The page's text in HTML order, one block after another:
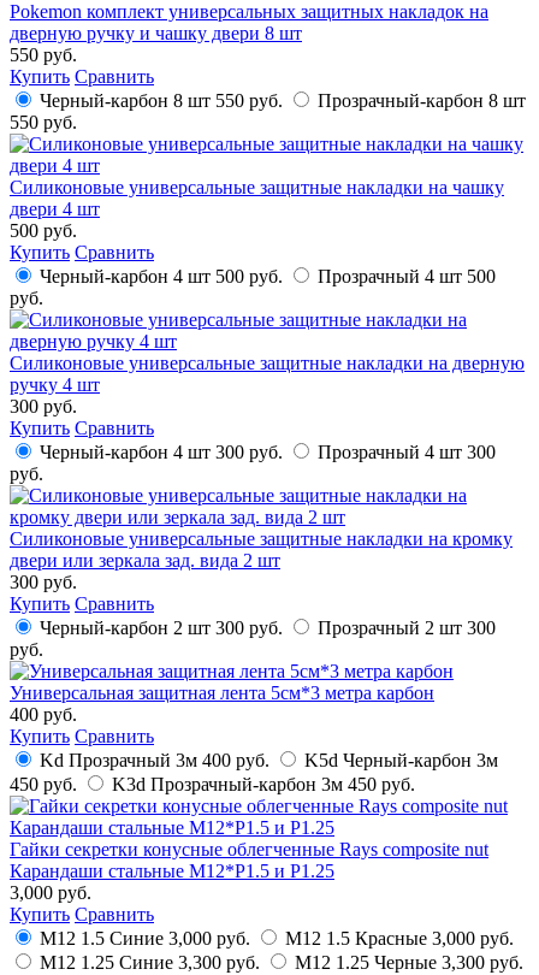
Pokemon комплект универсальных защитных накладок на
дверную ручку и чашку двери 8 шт
550 руб.
Купить Сравнить
Черный-карбон 8 шт 550 руб.
Прозрачный-карбон 8 шт
550 руб.
Силиконовые универсальные защитные накладки на чашку
двери 4 шт
500 руб.
Купить Сравнить
Черный-карбон 4 шт 500 руб. Прозрачный 4 шт 500
руб.
Силиконовые универсальные защитные накладки на дверную
ручку 4 шт
300 руб.
Купить Сравнить
Черный-карбон 4 шт 300 руб. Прозрачный 4 шт 300
руб.
Силиконовые универсальные защитные накладки на кромку
двери или зеркала зад. вида 2 шт
300 руб.
Купить Сравнить
Черный-карбон 2 шт 300 руб. Прозрачный 2 шт 300
руб.
Универсальная защитная лента 5см*3 метра карбон
400 руб.
Купить Сравнить
Kd Прозрачный 3м 400 руб.
K5d Черный-карбон 3м
450 руб.
K3d Прозрачный-карбон 3м 450 руб.
Гайки секретки конусные облегченные Rays composite nut
Карандаши стальные M12*P1.5 и P1.25
3,000 руб.
Купить Сравнить
M12 1.5 Синие 3,000 руб. M12 1.5 Красные 3,000 руб.
M12 1.25 Синие 3,300 руб. M12 1.25 Черные 3,300 руб.